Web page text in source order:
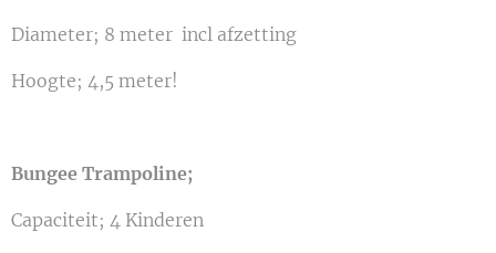
Diameter; 8 meter incl afzetting
Hoogte; 4,5 meter!
Bungee Trampoline;
Capaciteit; 4 Kinderen